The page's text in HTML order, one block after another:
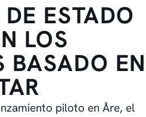
ESTADO
LOS
BASADO EN
piloto en Åre, el